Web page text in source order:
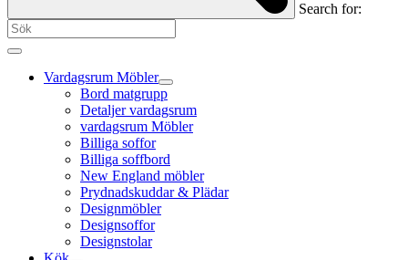
Search for:
Vardagsrum Möbler
Bord matgrupp
Detaljer vardagsrum
vardagsrum Möbler
Billiga soffor
Billiga soffbord
New England möbler
Prydnadskuddar & Plädar
Designmöbler
Designsoffor
Designstolar